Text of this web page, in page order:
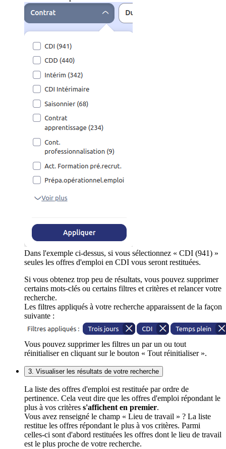
Dans l'exemple ci-dessus, si vous sélectionnez « CDI (941) »
seules les offres d'emploi en CDI vous seront restituées.
Si vous obtenez trop peu de résultats, vous pouvez supprimer
certains mots-clés ou certains filtres et critères et relancer votre
recherche.
Les filtres appliqués à votre recherche apparaissent de la façon
suivante :
Vous pouvez supprimer les filtres un par un ou tout
réinitialiser en cliquant sur le bouton « Tout réinitialiser ».
3. Visualiser les résultats de votre recherche
La liste des offres d'emploi est restituée par ordre de
pertinence. Cela veut dire que les offres d'emploi répondant le
plus à vos critères s'affichent en premier.
Vous avez renseigné le champ « Lieu de travail » ? La liste
restitue les offres répondant le plus à vos critères. Parmi
celles-ci sont d'abord restituées les offres dont le lieu de travail
est le plus proche de votre recherche.